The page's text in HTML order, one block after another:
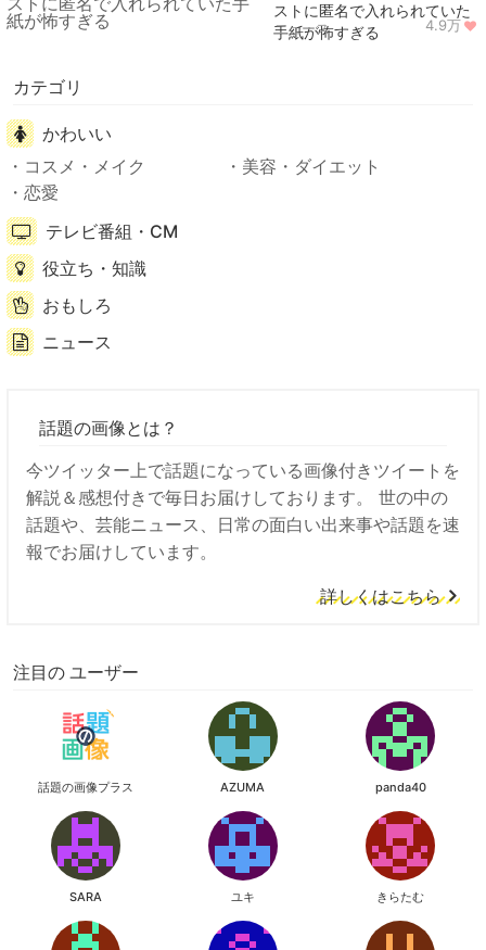
ストに匿名で入れられていた
手紙が怖すぎる
ニュース 4.9万
カテゴリ
かわいい
コスメ・メイク
美容・ダイエット
恋愛
テレビ番組・CM
役立ち・知識
おもしろ
ニュース
話題の画像とは？
今ツイッター上で話題になっている画像付きツイートを
解説＆感想付きで毎日お届けしております。 世の中の
話題や、芸能ニュース、日常の面白い出来事や話題を速
報でお届けしています。
詳しくはこちら
注目の ユーザー
話題の画像プラス AZUMA panda40
SARA ユキ きらたむ